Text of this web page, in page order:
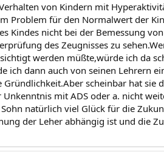
von Kindern mit
Problem für den Normalwert der
Kindes nicht bei der Bemessung
des Zeugnisses zu
werden müßte,würde ich da
ich dann auch von seinen Lehrern
scheinbar hat sie
mit ADS oder a. nicht
natürlich viel Glück für die
der Leher abhängig ist und die